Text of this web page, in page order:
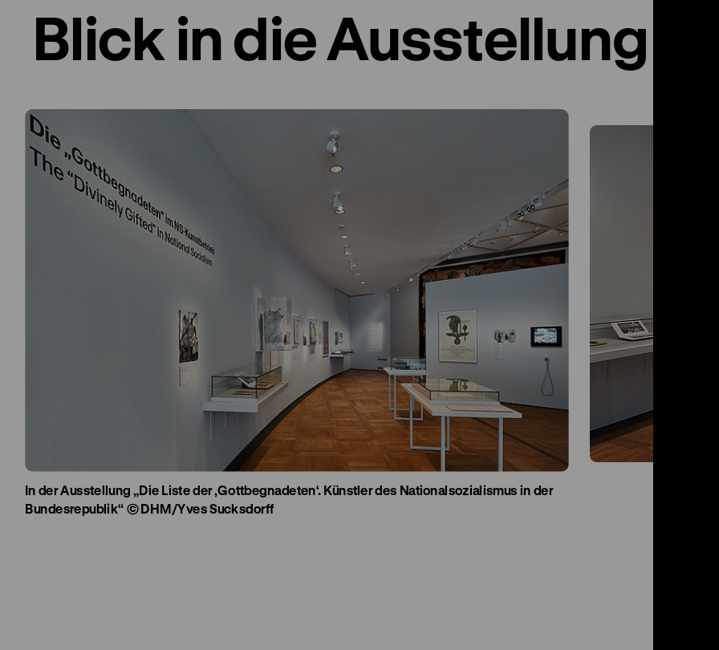
Blick in die Ausstellung
In der Ausstellung „Die Liste der ‚Gottbegnadeten‘. Künstler des Nationalsozialismus in der
Bundesrepublik“ © DHM/Yves Sucksdorff